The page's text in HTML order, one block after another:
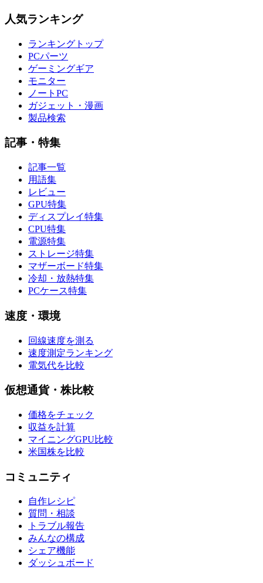
人気ランキング
ランキングトップ
PCパーツ
ゲーミングギア
モニター
ノートPC
ガジェット・漫画
製品検索
記事・特集
記事一覧
用語集
レビュー
GPU特集
ディスプレイ特集
CPU特集
電源特集
ストレージ特集
マザーボード特集
冷却・放熱特集
PCケース特集
速度・環境
回線速度を測る
速度測定ランキング
電気代を比較
仮想通貨・株比較
価格をチェック
収益を計算
マイニングGPU比較
米国株を比較
コミュニティ
自作レシピ
質問・相談
トラブル報告
みんなの構成
シェア機能
ダッシュボード